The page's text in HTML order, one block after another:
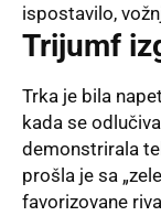
ispostavilo,
Trijumf
Trka je bila
kada se
demonstrirala
prošla je sa
favorizovane